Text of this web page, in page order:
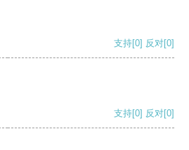
支持[0] 反对[0]
支持[0] 反对[0]